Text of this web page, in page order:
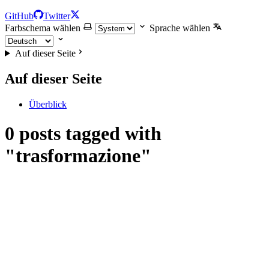
GitHub
Twitter
Farbschema wählen
Sprache wählen
Auf dieser Seite
Auf dieser Seite
Überblick
0 posts tagged with
"trasformazione"